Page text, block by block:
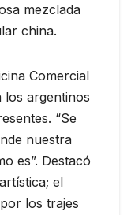
mezclada
china.
Comercial
los argentinos
“Se
nuestra
es”. Destacó
el
los trajes